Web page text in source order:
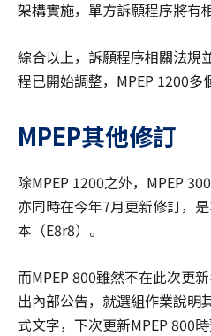
架構實施，單方訴願程序將有
綜合以上，訴願程序相關法規
程已開始調整，MPEP 1200多
MPEP其他修訂
除MPEP 1200之外，MPEP
亦同時在今年7月更新修訂，
本（E8r8）。
而MPEP 800雖然不在此次更
出內部公告，就選組作業說明
式文字，下次更新MPEP 800時